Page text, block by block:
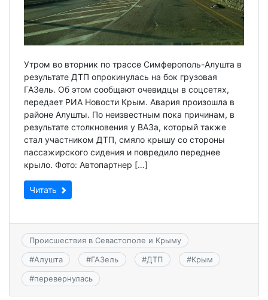
Утром во вторник по трассе Симферополь-Алушта в
результате ДТП опрокинулась на бок грузовая
ГАЗель. Об этом сообщают очевидцы в соцсетях,
передает РИА Новости Крым. Авария произошла в
районе Алушты. По неизвестным пока причинам, в
результате столкновения у ВАЗа, который также
стал участником ДТП, смяло крышу со стороны
пассажирского сидения и повредило переднее
крыло. Фото: Автопартнер […]
Читать
Происшествия в Севастополе и Крыму
#Алушта #ГАЗель #ДТП #Крым
#перевернулась